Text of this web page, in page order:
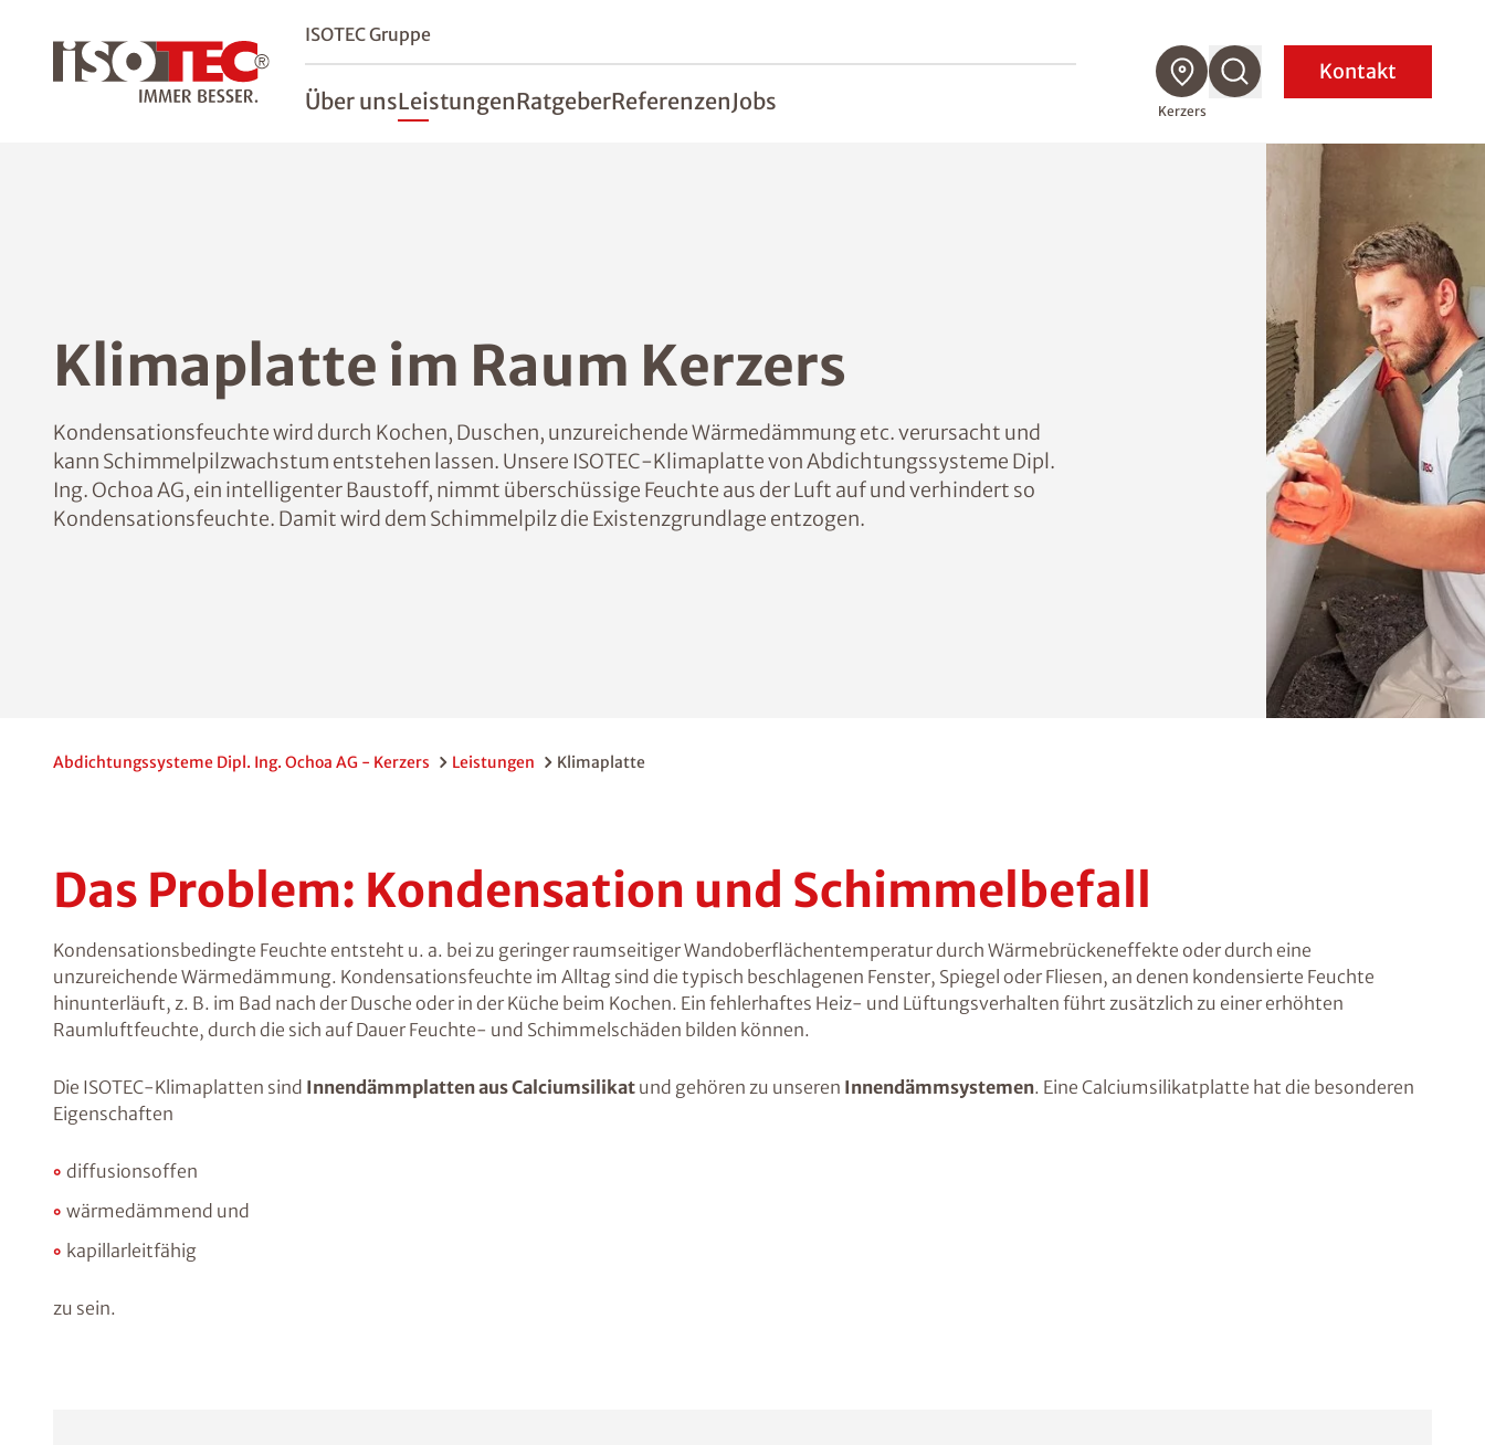
ISOTEC Gruppe
Über unsLeistungenRatgeberReferenzenJobs Kerzers
Kontakt
Klimaplatte im Raum Kerzers
Kondensationsfeuchte wird durch Kochen, Duschen, unzureichende Wärmedämmung etc. verursacht und
kann Schimmelpilzwachstum entstehen lassen. Unsere ISOTEC-Klimaplatte von Abdichtungssysteme Dipl.
Ing. Ochoa AG, ein intelligenter Baustoff, nimmt überschüssige Feuchte aus der Luft auf und verhindert so
Kondensationsfeuchte. Damit wird dem Schimmelpilz die Existenzgrundlage entzogen.
Abdichtungssysteme Dipl. Ing. Ochoa AG - Kerzers Leistungen Klimaplatte
Das Problem: Kondensation und Schimmelbefall
Kondensationsbedingte Feuchte entsteht u. a. bei zu geringer raumseitiger Wandoberflächentemperatur durch Wärmebrückeneffekte oder durch eine
unzureichende Wärmedämmung. Kondensationsfeuchte im Alltag sind die typisch beschlagenen Fenster, Spiegel oder Fliesen, an denen kondensierte Feuchte
hinunterläuft, z. B. im Bad nach der Dusche oder in der Küche beim Kochen. Ein fehlerhaftes Heiz- und Lüftungsverhalten führt zusätzlich zu einer erhöhten
Raumluftfeuchte, durch die sich auf Dauer Feuchte- und Schimmelschäden bilden können.
Die ISOTEC-Klimaplatten sind Innendämmplatten aus Calciumsilikat und gehören zu unseren Innendämmsystemen. Eine Calciumsilikatplatte hat die besonderen
Eigenschaften
diffusionsoffen
wärmedämmend und
kapillarleitfähig
zu sein.